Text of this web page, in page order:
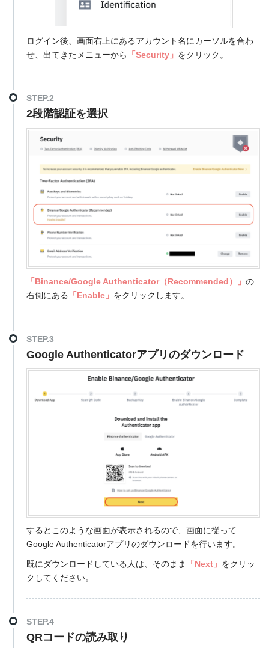
ログイン後、画面右上にあるアカウント名にカーソルを合わ
せ、出てきたメニューから
「Security」 をクリック。
STEP.2
2段階認証を選択
「Binance/Google Authenticator（Recommended）」 の
右側にある
「Enable」 をクリックします。
STEP.3
Google Authenticatorアプリのダウンロード
するとこのような画面が表示されるので、画面に従って
Google Authenticatorアプリのダウンロードを行います。
既にダウンロードしている人は、そのまま 「Next」 をクリッ
クしてください。
STEP.4
QRコードの読み取り